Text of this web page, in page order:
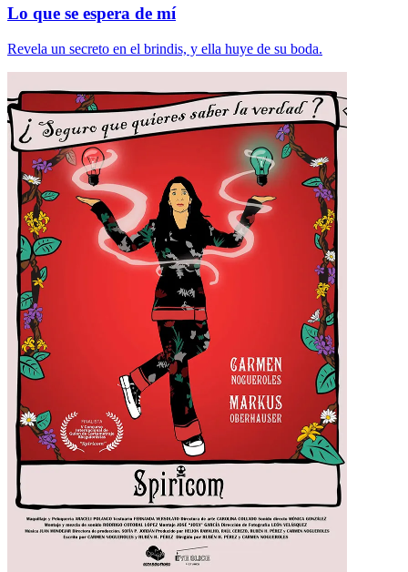
Lo que se espera de mí
Revela un secreto en el brindis, y ella huye de su boda.